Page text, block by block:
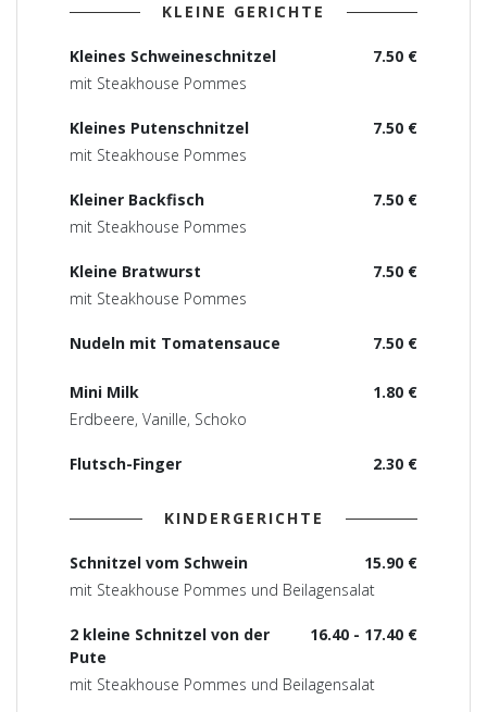
KLEINE GERICHTE
7.50 €
Kleines Schweineschnitzel
mit Steakhouse Pommes
7.50 €
Kleines Putenschnitzel
mit Steakhouse Pommes
7.50 €
Kleiner Backfisch
mit Steakhouse Pommes
7.50 €
Kleine Bratwurst
mit Steakhouse Pommes
7.50 €
Nudeln mit Tomatensauce
1.80 €
Mini Milk
Erdbeere, Vanille, Schoko
2.30 €
Flutsch-Finger
KINDERGERICHTE
15.90 €
Schnitzel vom Schwein
mit Steakhouse Pommes und Beilagensalat
16.40 - 17.40 €
2 kleine Schnitzel von der
Pute
mit Steakhouse Pommes und Beilagensalat